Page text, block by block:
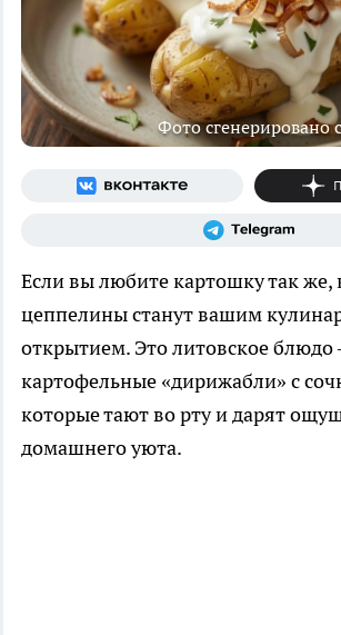
Фото
Если вы любите картошку так же,
цеппелины станут вашим
открытием. Это литовское
картофельные «дирижабли» с
которые тают во рту и дарят
домашнего уюта.